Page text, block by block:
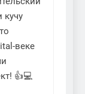
кучу
веке
👍💻